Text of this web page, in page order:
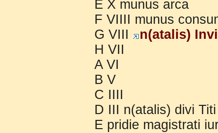
E X munus arca
F VIIII munus
G VIII
n(atalis)
H VII
A VI
B V
C IIII
D III n(atalis) divi
E pridie magistrati